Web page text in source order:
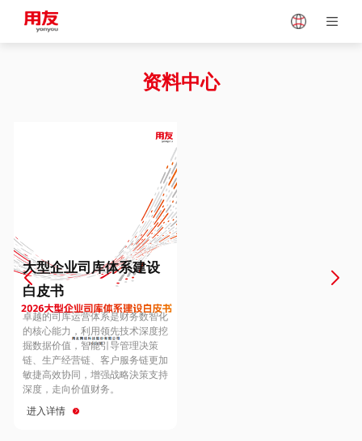
Vietnam
Europe
Hungary
Hong Kong
资料中心
大型企业司库体系建设
白皮书
卓越的司库运营体系是财务数智化
的核心能力，利用领先技术深度挖
掘数据价值，智能引导管理决策
链、生产经营链、客户服务链更加
敏捷高效协同，增强战略決策支持
深度，走向价值财务。
进入详情